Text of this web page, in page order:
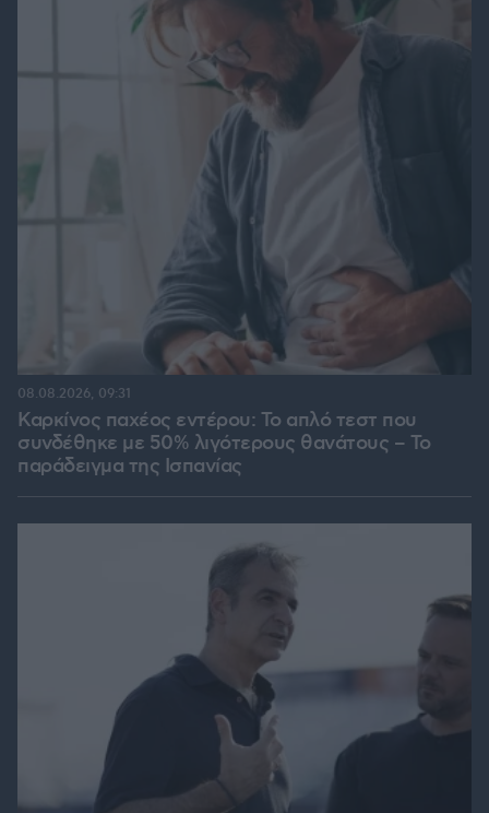
Καρκίνος παχέος εντέρου: Το απλό τεστ που
συνδέθηκε με 50% λιγότερους θανάτους – Το
παράδειγμα της Ισπανίας
08.08.2026, 09:31